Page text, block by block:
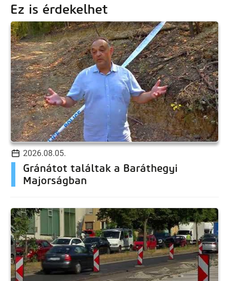
Ez is érdekelhet
2026.08.05.
Gránátot találtak a Baráthegyi
Majorságban